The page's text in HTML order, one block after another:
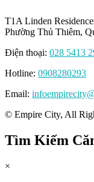
T1A Linden
Phường Thủ Thiêm,
Điện thoại: 028 5413
Hotline: 0908280293
Email:
© Empire City, All
Tìm Kiếm
×